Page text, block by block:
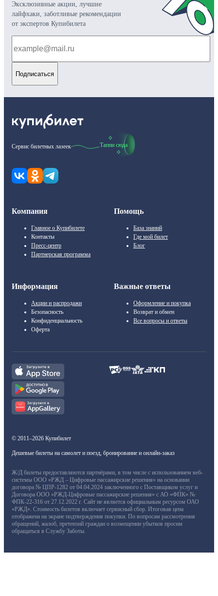
Эксклюзивные акции, лучшие
лайфхаки, заботливые рекомендации
от экспертов Купибилета
Подписаться
Сервис билетных лазеек Тапни сюда
Компания
Главное о Купибилете
Контакты
Пресс-центр
Партнерская программа
Помощь
База знаний
Где мой билет
Блог
Информация
Акции и распродажи
Безопасность
Конфиденциальность
Оферта
Важные ответы
Оформление и покупка
Возврат и обмен
Все вопросы и ответы
© 2011–2026 Купибилет
Дешевые билеты на самолет и поезд, бронирование и онлайн-заказ
Ж/Д билеты предоставляются партнёрами, в том числе с использованием веб-
системы ООО «РЖД – Цифровые пассажирские решения» на основании
договора № ЦПР-1282 от 04.04.2024 заключенного с Поставщиком услуг и
Договора ООО «РЖД-Цифровые пассажирские решения» с АО «ФПК» №
ФПК-22-316 от 27.12.2022 г. Сайт не является официальным ресурсом ОАО
«РЖД». Стоимость билетов включает сервисный сбор. Итоговая цена
отображена на экране подтверждения покупки. По вопросам рассмотрения
обращений, жалоб, претензий граждан о возмещении убытков просим
обращаться в Службу Заботы.